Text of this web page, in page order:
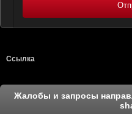
Ссылка
Жалобы и запросы